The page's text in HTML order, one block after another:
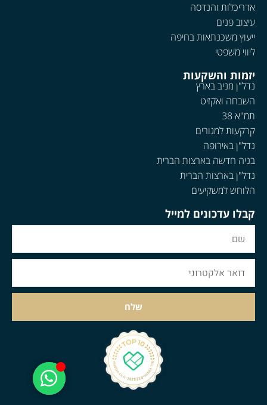
אדריכלות והנדסה
עיצוב פנים
ייעוץ משכנתאות בחיפה
ליווי משפטי
יזמות והשקעות
נדל"ן מניב בארץ
השבחה ואקזיט
תמ"א 38
קרקעות למגורים
נדל"ן באירופה
בניה חדשה בארצות הברית
נדל"ן בארצות הברית
הלוחש למשקיעים
קבלו עדכונים למייל
שלח